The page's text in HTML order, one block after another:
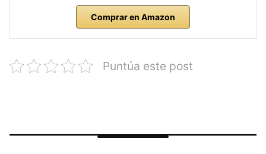
Comprar en Amazon
Puntúa este post